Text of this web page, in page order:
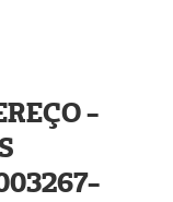
-